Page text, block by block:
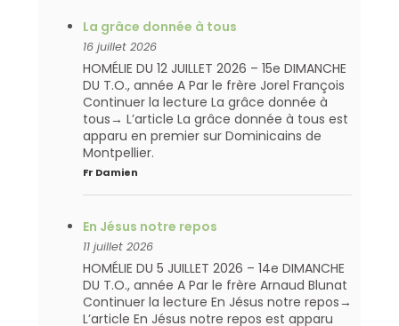
La grâce donnée à tous
16 juillet 2026
HOMÉLIE DU 12 JUILLET 2026 – 15e DIMANCHE
DU T.O., année A Par le frère Jorel François
Continuer la lecture La grâce donnée à
tous→ L’article La grâce donnée à tous est
apparu en premier sur Dominicains de
Montpellier.
Fr Damien
En Jésus notre repos
11 juillet 2026
HOMÉLIE DU 5 JUILLET 2026 – 14e DIMANCHE
DU T.O., année A Par le frère Arnaud Blunat
Continuer la lecture En Jésus notre repos→
L’article En Jésus notre repos est apparu